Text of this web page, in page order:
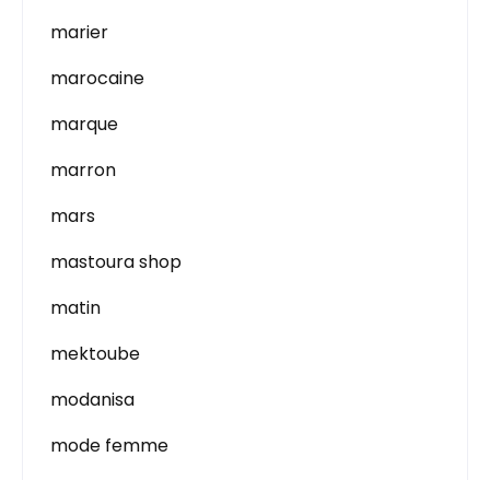
marier
marocaine
marque
marron
mars
mastoura shop
matin
mektoube
modanisa
mode femme